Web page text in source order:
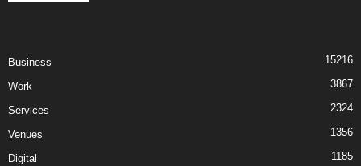
Business 15216
Work 3867
Services 2324
Venues 1356
Digital 1185